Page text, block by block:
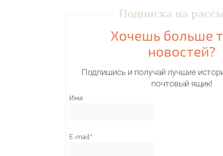
Подписка на
Хочешь больше
новостей?
Подпишись и получай лучшие
почтовый ящик!
Имя
E-mail*